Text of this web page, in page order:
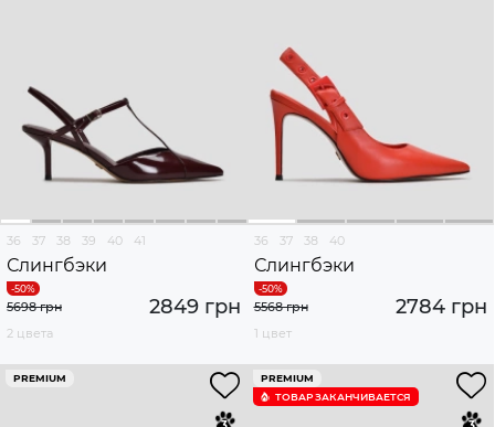
36 37 38 39 40 41
Слингбэки
2849 грн
5698 грн
2 цвета
36 37 38 40
Слингбэки
2784 грн
5568 грн
1 цвет
PREMIUM
PREMIUM
ТОВАР ЗАКАНЧИВАЕТСЯ